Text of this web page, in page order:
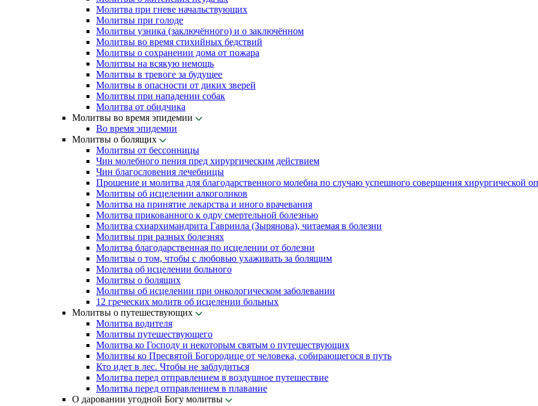
Молитва при гневе начальствующих
Молитвы при голоде
Молитвы узника (заключённого) и о заключённом
Молитвы во время стихийных бедствий
Молитвы о сохранении дома от пожара
Молитвы на всякую немощь
Молитвы в тревоге за будущее
Молитвы в опасности от диких зверей
Молитвы при нападении собак
Молитва от обидчика
Молитвы во время эпидемии
Во время эпидемии
Молитвы о болящих
Молитвы от бессонницы
Чин молебного пения пред хирургическим действием
Чин благословения лечебницы
Прошение и молитва для благодарственного молебна по случаю успешного совершения хирургической
Молитвы об исцелении алкоголиков
Молитва на принятие лекарства и иного врачевания
Молитва прикованного к одру смертельной болезнью
Молитва схиархимандрита Гавриила (Зырянова), читаемая в болезни
Молитвы при разных болезнях
Молитва благодарственная по исцелении от болезни
Молитвы о том, чтобы с любовью ухаживать за болящим
Молитва об исцелении больного
Молитвы о болящих
Молитвы об исцелении при онкологическом заболевании
12 греческих молитв об исцелении больных
Молитвы о путешествующих
Молитва водителя
Молитвы путешествующего
Молитва ко Господу и некоторым святым о путешествующих
Молитвы ко Пресвятой Богородице от человека, собирающегося в путь
Кто идет в лес. Чтобы не заблудиться
Молитва перед отправлением в воздушное путешествие
Молитва перед отправлением в плавание
О даровании угодной Богу молитвы